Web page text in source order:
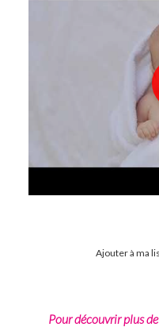
Ajouter à ma
Pour découvrir plus